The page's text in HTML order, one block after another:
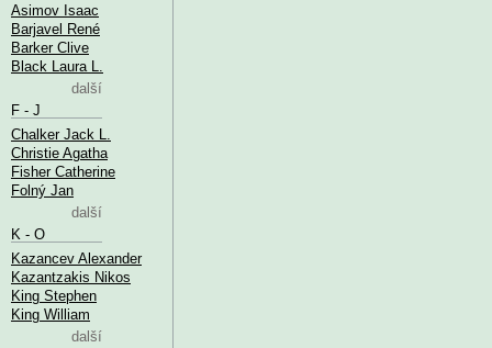
Asimov Isaac
Barjavel René
Barker Clive
Black Laura L.
další
F - J
Chalker Jack L.
Christie Agatha
Fisher Catherine
Folný Jan
další
K - O
Kazancev Alexander
Kazantzakis Nikos
King Stephen
King William
další